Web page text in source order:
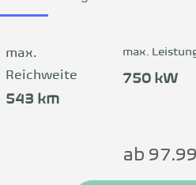
Batteriearchitektur ermöglicht
zu absolvieren. Tesla-typisch ist
das teilautonome Fahren.
max.
Reichweite
543 km
max.
750 kW
ab